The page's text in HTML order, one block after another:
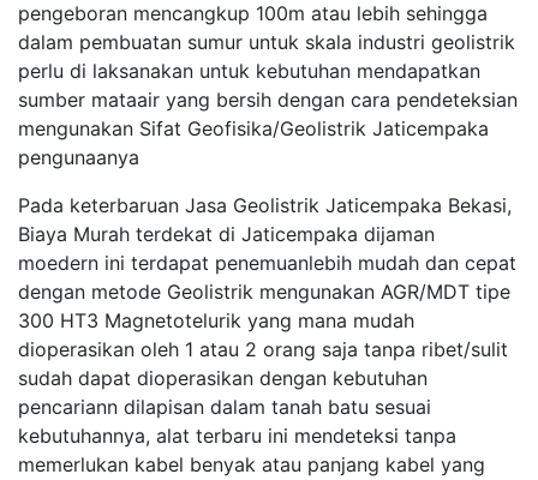
pengeboran mencangkup 100m atau lebih sehingga
dalam pembuatan sumur untuk skala industri geolistrik
perlu di laksanakan untuk kebutuhan mendapatkan
sumber mataair yang bersih dengan cara pendeteksian
mengunakan Sifat Geofisika/Geolistrik Jaticempaka
pengunaanya
Pada keterbaruan Jasa Geolistrik Jaticempaka Bekasi,
Biaya Murah terdekat di Jaticempaka dijaman
moedern ini terdapat penemuanlebih mudah dan cepat
dengan metode Geolistrik mengunakan AGR/MDT tipe
300 HT3 Magnetotelurik yang mana mudah
dioperasikan oleh 1 atau 2 orang saja tanpa ribet/sulit
sudah dapat dioperasikan dengan kebutuhan
pencariann dilapisan dalam tanah batu sesuai
kebutuhannya, alat terbaru ini mendeteksi tanpa
memerlukan kabel benyak atau panjang kabel yang